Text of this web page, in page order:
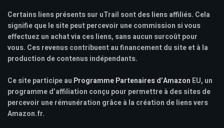
Certains liens présents sur uTrail sont des liens affiliés. Cela
signifie que le site peut percevoir une commission si vous
effectuez un achat via ces liens, sans aucun surcoût pour
vous. Ces revenus contribuent au financement du site et à la
production de contenus indépendants.
Ce site participe au Programme Partenaires d’Amazon EU, un
programme d’affiliation conçu pour permettre à des sites de
percevoir une rémunération grâce à la création de liens vers
Amazon.fr.